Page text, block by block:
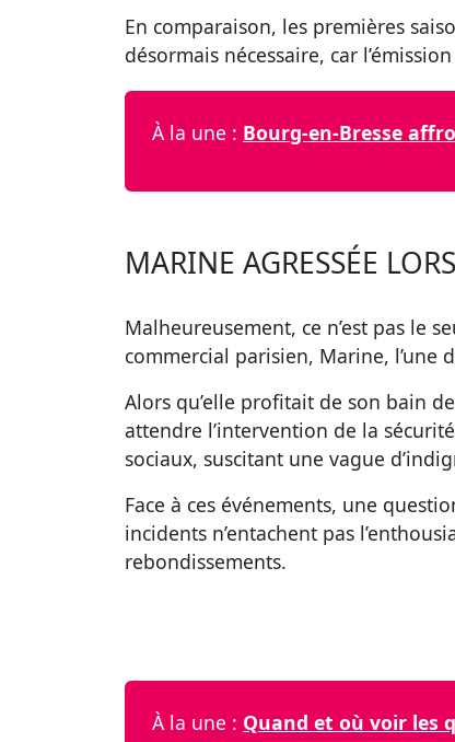
En comparaison, les premières
désormais nécessaire, car
À la une : Bourg-en-Bresse
MARINE AGRESSÉE
Malheureusement, ce n’est pas le
commercial parisien, Marine, l’une
Alors qu’elle profitait de son bain
attendre l’intervention de la
sociaux, suscitant une vague
Face à ces événements, une
incidents n’entachent pas
rebondissements.
À la une : Quand et où voir les